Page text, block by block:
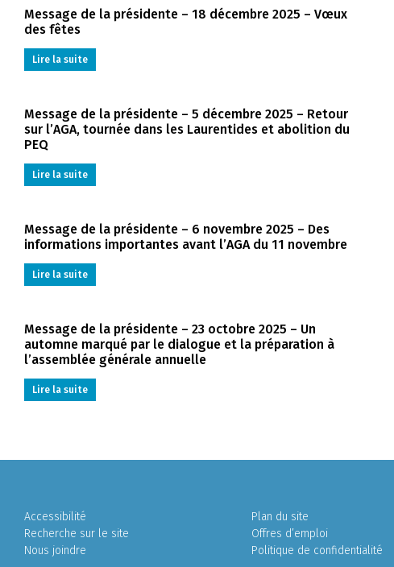
Message de la présidente – 18 décembre 2025 – Vœux
des fêtes
Lire la suite
Message de la présidente – 5 décembre 2025 – Retour
sur l’AGA, tournée dans les Laurentides et abolition du
PEQ
Lire la suite
Message de la présidente – 6 novembre 2025 – Des
informations importantes avant l’AGA du 11 novembre
Lire la suite
Message de la présidente – 23 octobre 2025 – Un
automne marqué par le dialogue et la préparation à
l’assemblée générale annuelle
Lire la suite
Accessibilité
Recherche sur le site
Nous joindre
Plan du site
Offres d’emploi
Politique de confidentialité